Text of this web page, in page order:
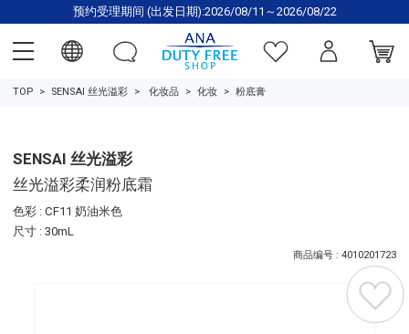
预约受理期间 (出发日期):2026/08/11～2026/08/22
TOP SENSAI 丝光溢彩 化妆品 化妆 粉底膏
SENSAI 丝光溢彩
丝光溢彩柔润粉底霜
色彩 : CF11 奶油米色
尺寸 : 30mL
商品编号 : 4010201723